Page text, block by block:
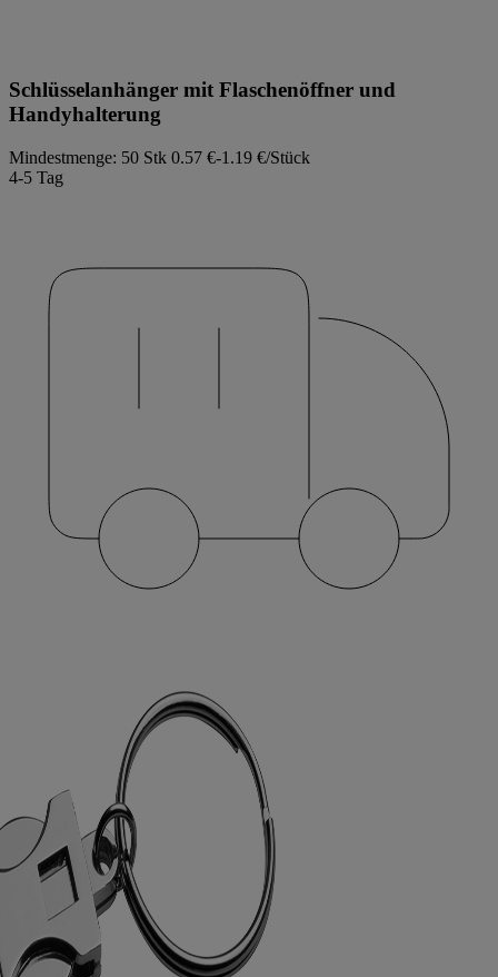
Schlüsselanhänger mit Flaschenöffner und
Handyhalterung
Mindestmenge: 50 Stk 0.57 €-1.19 €/Stück
4-5 Tag